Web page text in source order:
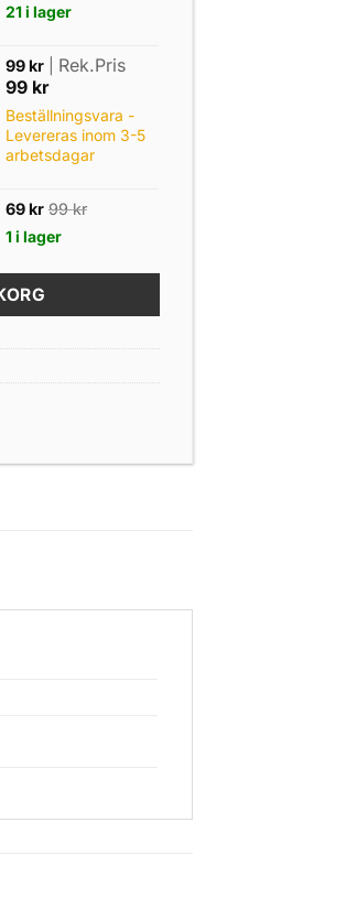
21 i lager
99kr| Rek.Pris
99 kr
Beställningsvara -
Levereras inom 3-5
arbetsdagar
Kompass mängd
69kr 99kr
1 i lager